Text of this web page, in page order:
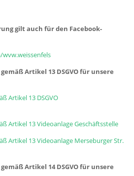
gilt auch für den Facebook-
Artikel 13 DSGVO für unsere
Artikel 13 DSGVO
Artikel 13 Videoanlage Geschäftsstelle
Artikel 13 Videoanlage Merseburger Str.
Artikel 14 DSGVO für unsere